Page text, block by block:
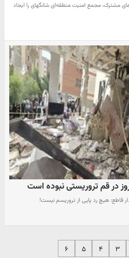
مشترک، مجمع امنیت منطقه‌ای شانگهای را ایجاد
در قم تروریستی نبوده است
قاطع: هیچ رد پایی از تروریسم نیست!
۳ ۴ ۵ ۶